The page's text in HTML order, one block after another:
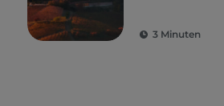
kostbaren
3 Minuten